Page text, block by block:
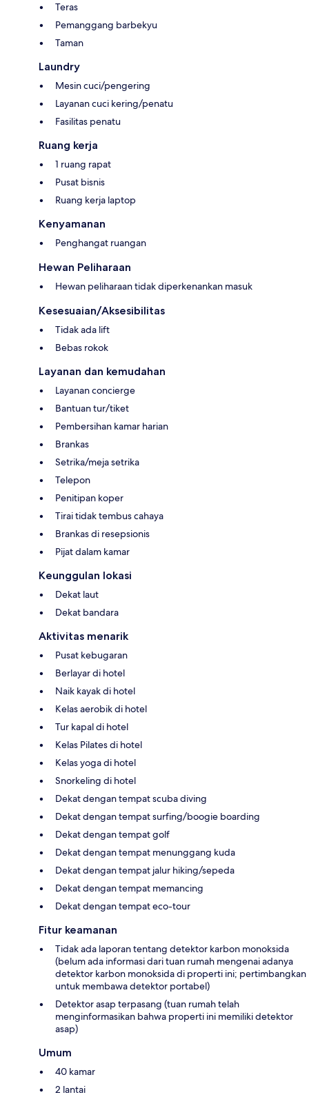
Teras
Pemanggang barbekyu
Taman
Laundry
Mesin cuci/pengering
Layanan cuci kering/penatu
Fasilitas penatu
Ruang kerja
1 ruang rapat
Pusat bisnis
Ruang kerja laptop
Kenyamanan
Penghangat ruangan
Hewan Peliharaan
Hewan peliharaan tidak diperkenankan masuk
Kesesuaian/Aksesibilitas
Tidak ada lift
Bebas rokok
Layanan dan kemudahan
Layanan concierge
Bantuan tur/tiket
Pembersihan kamar harian
Brankas
Setrika/meja setrika
Telepon
Penitipan koper
Tirai tidak tembus cahaya
Brankas di resepsionis
Pijat dalam kamar
Keunggulan lokasi
Dekat laut
Dekat bandara
Aktivitas menarik
Pusat kebugaran
Berlayar di hotel
Naik kayak di hotel
Kelas aerobik di hotel
Tur kapal di hotel
Kelas Pilates di hotel
Kelas yoga di hotel
Snorkeling di hotel
Dekat dengan tempat scuba diving
Dekat dengan tempat surfing/boogie boarding
Dekat dengan tempat golf
Dekat dengan tempat menunggang kuda
Dekat dengan tempat jalur hiking/sepeda
Dekat dengan tempat memancing
Dekat dengan tempat eco-tour
Fitur keamanan
Tidak ada laporan tentang detektor karbon monoksida
(belum ada informasi dari tuan rumah mengenai adanya
detektor karbon monoksida di properti ini; pertimbangkan
untuk membawa detektor portabel)
Detektor asap terpasang (tuan rumah telah
menginformasikan bahwa properti ini memiliki detektor
asap)
Umum
40 kamar
2 lantai